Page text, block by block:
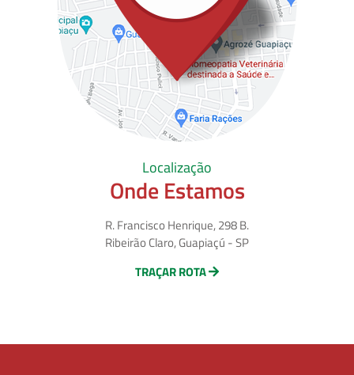
Localização
Onde Estamos
R. Francisco Henrique, 298 B.
Ribeirão Claro, Guapiaçú - SP
TRAÇAR ROTA